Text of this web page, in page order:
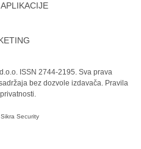
ISSN 2744-2195. Sva prava
bez dozvole izdavača. Pravila
Sikra Security